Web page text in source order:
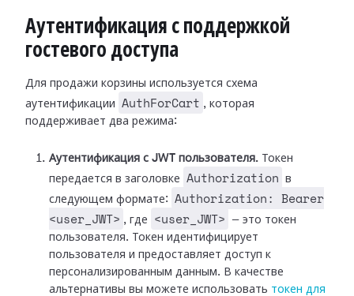
Аутентификация с поддержкой
гостевого доступа
Для продажи корзины используется схема
аутентификации
AuthForCart , которая
поддерживает два режима:
Аутентификация с JWT пользователя. Токен
передается в заголовке
Authorization
в
следующем формате:
Authorization: Bearer
<user_JWT> , где <user_JWT>
— это токен
пользователя. Токен идентифицирует
пользователя и предоставляет доступ к
персонализированным данным. В качестве
альтернативы вы можете использовать токен для